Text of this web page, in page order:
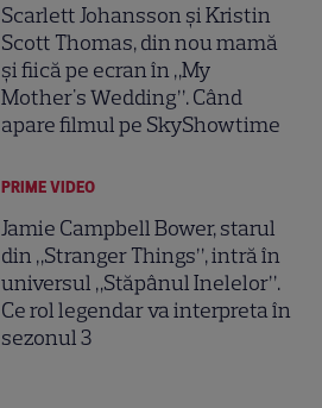
Scarlett Johansson și Kristin
Scott Thomas, din nou mamă
și fiică pe ecran în „My
Mother's Wedding”. Când
apare filmul pe SkyShowtime
PRIME VIDEO
Jamie Campbell Bower, starul
din „Stranger Things”, intră în
universul „Stăpânul Inelelor”.
Ce rol legendar va interpreta în
sezonul 3